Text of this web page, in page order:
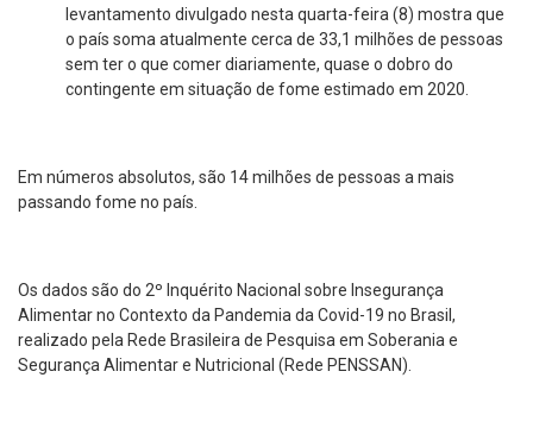
levantamento divulgado nesta quarta-feira (8) mostra que
o país soma atualmente cerca de 33,1 milhões de pessoas
sem ter o que comer diariamente, quase o dobro do
contingente em situação de fome estimado em 2020.
Em números absolutos, são 14 milhões de pessoas a mais
passando fome no país.
Os dados são do 2º Inquérito Nacional sobre Insegurança
Alimentar no Contexto da Pandemia da Covid-19 no Brasil,
realizado pela Rede Brasileira de Pesquisa em Soberania e
Segurança Alimentar e Nutricional (Rede PENSSAN).